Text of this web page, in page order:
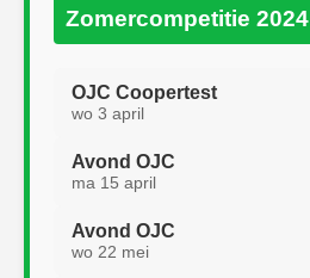
Zomercompetitie 2024
OJC Coopertest
wo 3 april
Avond OJC
ma 15 april
Avond OJC
wo 22 mei